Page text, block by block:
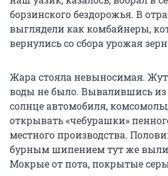
борзинского бездорожья. В
выглядели как комбайнеры,
вернулись со сбора урожая
Жара стояла невыносимая.
воды не было. Вывалившись из
солнце автомобиля,
открывать «чебурашки»
местного производства.
бурным шипением тут же
Мокрые от пота, покрытые